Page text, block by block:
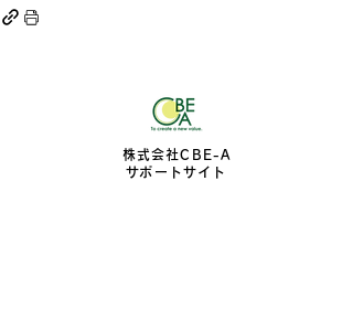
株式会社CBE-A
​サポートサイト